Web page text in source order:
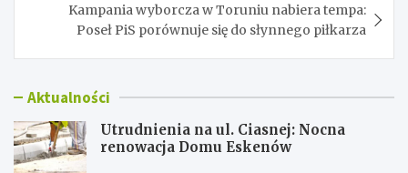
Kampania wyborcza w Toruniu nabiera tempa:
Poseł PiS porównuje się do słynnego piłkarza
Aktualności
Utrudnienia na ul. Ciasnej: Nocna
renowacja Domu Eskenów